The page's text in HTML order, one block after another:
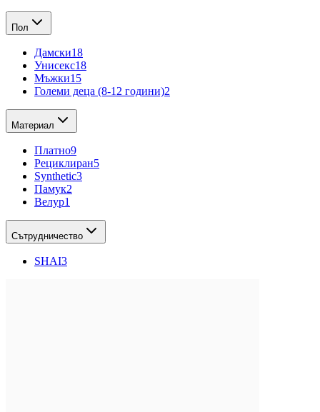
Пол
Дамски18
Унисекс18
Мъжки15
Големи деца (8-12 години)2
Материал
Платно9
Рециклиран5
Synthetic3
Памук2
Велур1
Сътрудничество
SHAI3